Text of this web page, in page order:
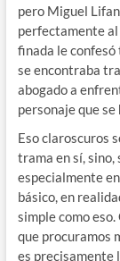
pero Miguel
perfectamente al
finada le confesó
se encontraba
abogado a
personaje que
Eso claroscuros
trama en sí, sino,
especialmente
básico, en
simple como
que procuramos
es precisamente